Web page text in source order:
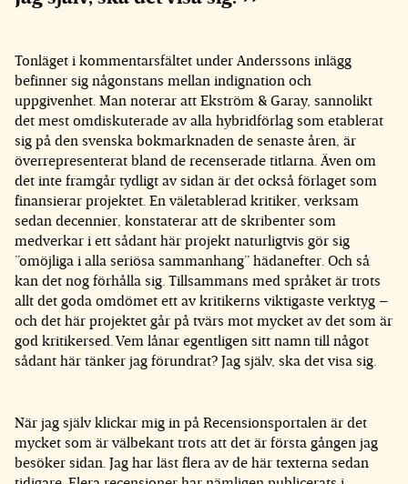
Tonläget i kommentarsfältet under Anderssons inlägg
befinner sig någonstans mellan indignation och
uppgivenhet. Man noterar att Ekström & Garay, sannolikt
det mest omdiskuterade av alla hybridförlag som etablerat
sig på den svenska bokmarknaden de senaste åren, är
överrepresenterat bland de recenserade titlarna. Även om
det inte framgår tydligt av sidan är det också förlaget som
finansierar projektet. En väletablerad kritiker, verksam
sedan decennier, konstaterar att de skribenter som
medverkar i ett sådant här projekt naturligtvis gör sig
”omöjliga i alla seriösa sammanhang” hädanefter. Och så
kan det nog förhålla sig. Tillsammans med språket är trots
allt det goda omdömet ett av kritikerns viktigaste verktyg –
och det här projektet går på tvärs mot mycket av det som är
god kritikersed. Vem lånar egentligen sitt namn till något
sådant här tänker jag förundrat? Jag själv, ska det visa sig.
När jag själv klickar mig in på Recensionsportalen är det
mycket som är välbekant trots att det är första gången jag
besöker sidan. Jag har läst flera av de här texterna sedan